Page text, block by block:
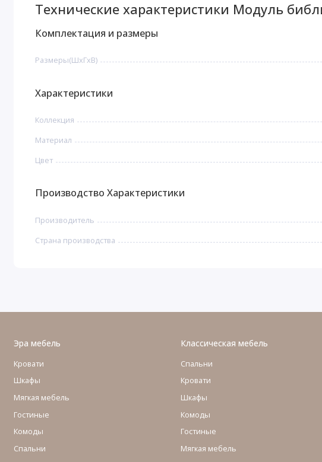
Технические характеристики Модуль
Комплектация и размеры
Размеры(ШxГxВ)
Характеристики
Коллекция
Материал
Цвет
Производство Характеристики
Производитель
Страна производства
Эра мебель
Кровати
Шкафы
Мягкая мебель
Гостиные
Комоды
Cпальни
Классическая мебель
Спальни
Кровати
Шкафы
Комоды
Гостиные
Мягкая мебель